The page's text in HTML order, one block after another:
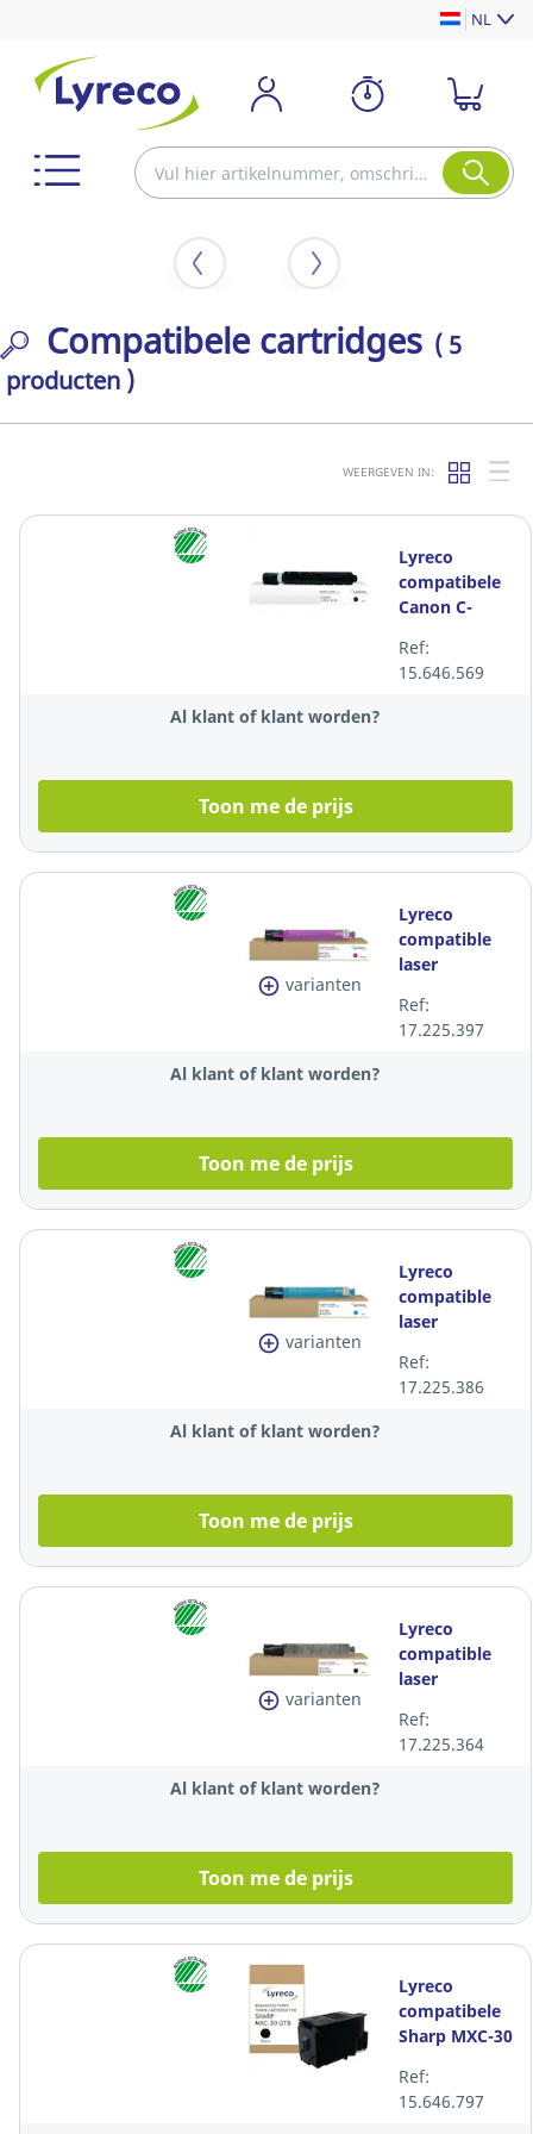
NL
Compatibele cartridges ( 5
producten )
WEERGEVEN IN:
Lyreco
compatibele
Canon C-
lasercartridge,
zwart
Ref:
15.646.569
Al klant of klant worden?
Toon me de prijs
varianten
Lyreco
compatible
laser
Ricoh
842093/842097
Ref:
17.225.397
Al klant of klant worden?
Toon me de prijs
varianten
Lyreco
compatible
laser
Ricoh
842092/842096
Ref:
17.225.386
Al klant of klant worden?
Toon me de prijs
varianten
Lyreco
compatible
laser
Ricoh
842091/842095
Ref:
17.225.364
Al klant of klant worden?
Toon me de prijs
Lyreco
compatibele
Sharp MXC-30
lasercartridge,
zwart
Ref:
15.646.797